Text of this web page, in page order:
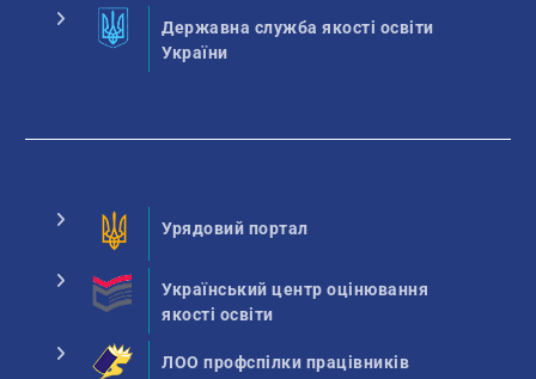
Державна служба якості освіти
України
Урядовий портал
Український центр оцінювання
якості освіти
ЛОО профспілки працівників